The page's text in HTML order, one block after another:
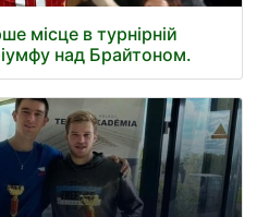
місце в турнірній
над Брайтоном.